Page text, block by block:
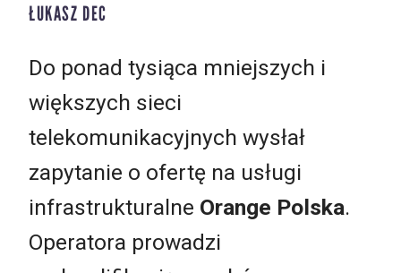
ŁUKASZ DEC
Do ponad tysiąca mniejszych i
większych sieci
telekomunikacyjnych wysłał
zapytanie o ofertę na usługi
infrastrukturalne Orange Polska.
Operatora prowadzi